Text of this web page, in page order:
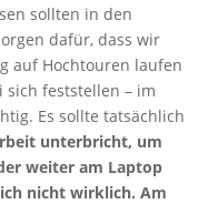
sollten in den
dafür, dass wir
auf Hochtouren laufen
sich feststellen – im
Es sollte tatsächlich
unterbricht, um
weiter am Laptop
nicht wirklich. Am